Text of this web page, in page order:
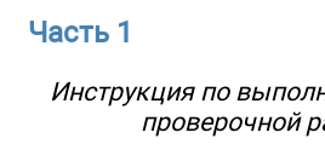
Часть 1
Инструкция по
проверочной